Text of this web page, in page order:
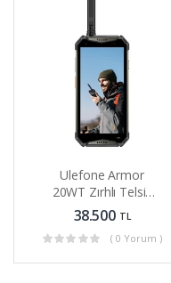
Ulefone Armor
20WT Zırhlı Telsiz
Özellikli 10850mAh
17GB+256GB
Android Telefon
38.500 TL
( 0 Yorum )